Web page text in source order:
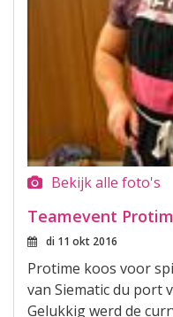
Bekijk alle foto's
Teamevent
di 11 okt 2016
Protime koos voor
van Siematic du port
Gelukkig werd de